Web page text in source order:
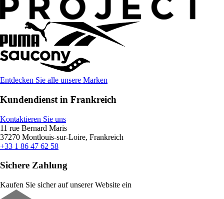
Entdecken Sie alle unsere Marken
Kundendienst in Frankreich
Kontaktieren Sie uns
11 rue Bernard Maris
37270 Montlouis-sur-Loire, Frankreich
+33 1 86 47 62 58
Sichere Zahlung
Kaufen Sie sicher auf unserer Website ein